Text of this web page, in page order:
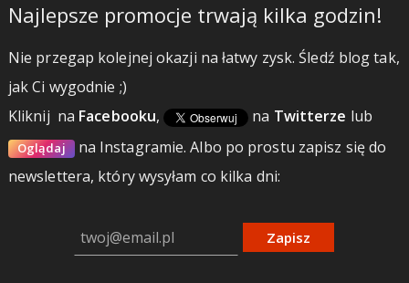
Najlepsze promocje trwają kilka godzin!
Nie przegap kolejnej okazji na łatwy zysk. Śledź blog tak,
jak Ci wygodnie ;)
Kliknij na Facebooku, na Twitterze lub
Oglądaj na Instagramie.Albo po prostu zapisz się do
newslettera, który wysyłam co kilka dni:
Zapisz